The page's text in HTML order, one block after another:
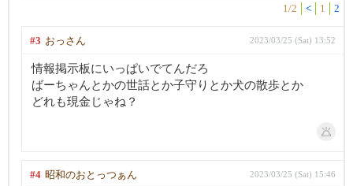
1/2 < 1 2
#3 おっさん 2023/03/25 (Sat) 13:52
情報掲示板にいっぱいでてんだろ
ばーちゃんとかの世話とか子守りとか犬の散歩とか
どれも現金じゃね？
#4 昭和のおとっつぁん 2023/03/25 (Sat) 15:46